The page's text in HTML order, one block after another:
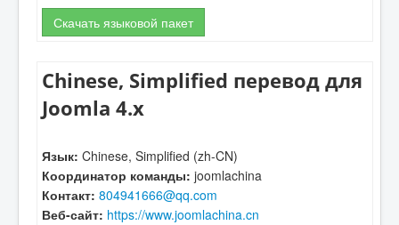
Скачать языковой пакет
Chinese, Simplified перевод для
Joomla 4.x
Язык: Chinese, Simplified (zh-CN)
Координатор команды: joomlachina
Контакт: 804941666@qq.com
Веб-сайт: https://www.joomlachina.cn